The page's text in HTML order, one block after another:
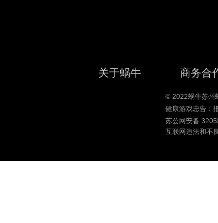
关于蜗牛 商务合
© 2022蜗牛苏州
健康游戏忠告：
苏公网安备
互联网违法和不